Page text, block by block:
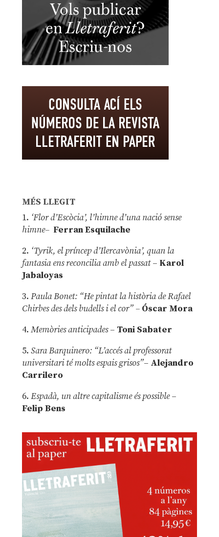
MÉS LLEGIT
1. ‘Flor d’Escòcia’, l’himne d’una nació sense
himne– Ferran Esquilache
2. ‘Tyrik, el príncep d’Ilercavònia’, quan la
fantasia ens reconcilia amb el passat– Karol
Jabaloyas
3. Paula Bonet: “He pintat la història de Rafael
Chirbes des dels budells i el cor” –Óscar Mora
4. Memòries anticipades– Toni Sabater
5. Sara Barquinero: “L’accés al professorat
universitari té molts espais grisos”– Alejandro
Carrilero
6. Espadà, un altre capitalisme és possible –
Felip Bens